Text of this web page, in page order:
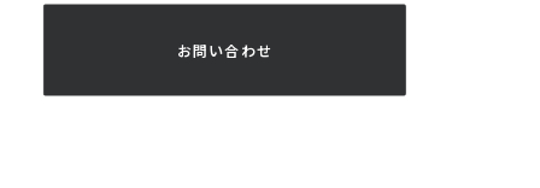
お問い合わせ